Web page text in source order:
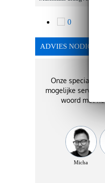
0
ADVIES NODIG?
Onze
mogelijke service.
woord met
Micha